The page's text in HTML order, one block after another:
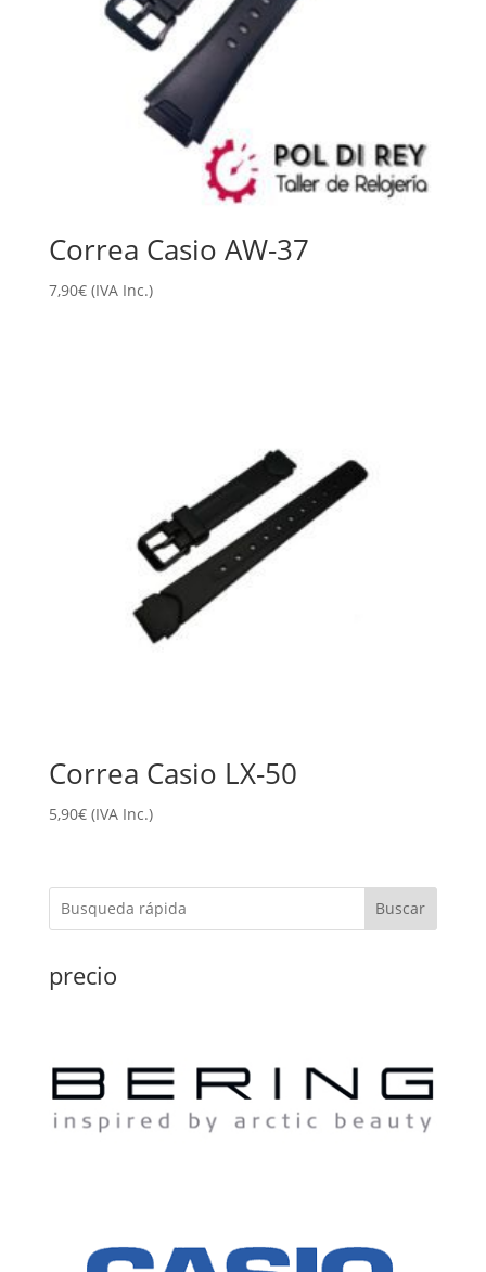
Correa Casio AW-37
7,90€ (IVA Inc.)
Correa Casio LX-50
5,90€ (IVA Inc.)
Buscar
precio